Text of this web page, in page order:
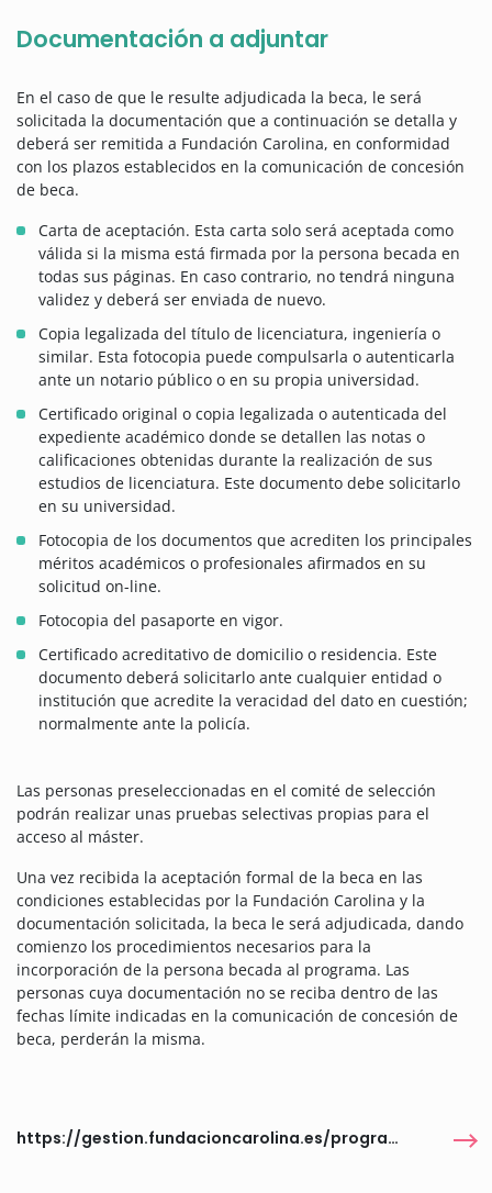
Documentación a adjuntar
En el caso de que le resulte adjudicada la beca, le será
solicitada la documentación que a continuación se detalla y
deberá ser remitida a Fundación Carolina, en conformidad
con los plazos establecidos en la comunicación de concesión
de beca.
Carta de aceptación. Esta carta solo será aceptada como
válida si la misma está firmada por la persona becada en
todas sus páginas. En caso contrario, no tendrá ninguna
validez y deberá ser enviada de nuevo.
Copia legalizada del título de licenciatura, ingeniería o
similar. Esta fotocopia puede compulsarla o autenticarla
ante un notario público o en su propia universidad.
Certificado original o copia legalizada o autenticada del
expediente académico donde se detallen las notas o
calificaciones obtenidas durante la realización de sus
estudios de licenciatura. Este documento debe solicitarlo
en su universidad.
Fotocopia de los documentos que acrediten los principales
méritos académicos o profesionales afirmados en su
solicitud on-line.
Fotocopia del pasaporte en vigor.
Certificado acreditativo de domicilio o residencia. Este
documento deberá solicitarlo ante cualquier entidad o
institución que acredite la veracidad del dato en cuestión;
normalmente ante la policía.
Las personas preseleccionadas en el comité de selección
podrán realizar unas pruebas selectivas propias para el
acceso al máster.
Una vez recibida la aceptación formal de la beca en las
condiciones establecidas por la Fundación Carolina y la
documentación solicitada, la beca le será adjudicada, dando
comienzo los procedimientos necesarios para la
incorporación de la persona becada al programa. Las
personas cuya documentación no se reciba dentro de las
fechas límite indicadas en la comunicación de concesión de
beca, perderán la misma.
https://gestion.fundacioncarolina.es/programas/6463